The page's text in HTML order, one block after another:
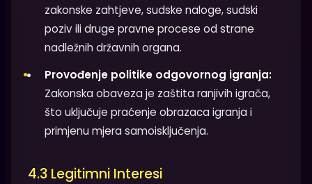
zakonske zahtjeve, sudske naloge, sudski
poziv ili druge pravne procese od strane
nadležnih državnih organa.
Provođenje politike odgovornog igranja:
Zakonska obaveza je zaštita ranjivih igrača,
što uključuje praćenje obrazaca igranja i
primjenu mjera samoisključenja.
4.3 Legitimni Interesi